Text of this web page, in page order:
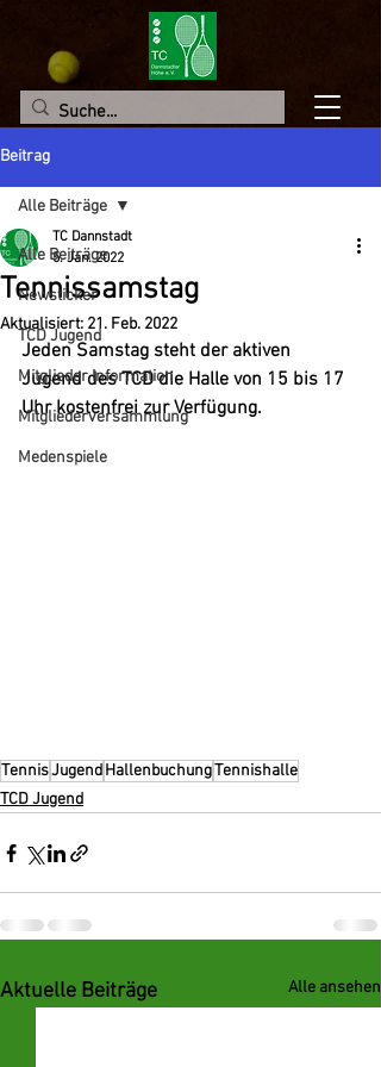
Beitrag
Alle Beiträge
Newsticker
TCD Jugend
Mitglieder Information
Mitgliederversammlung
Medenspiele
Alle Beiträge
Tennissamstag
TC Dannstadt
5. Jan. 2022
Aktualisiert: 21. Feb. 2022
Jeden Samstag steht der aktiven
Jugend des TCD die Halle von 15 bis 17
Uhr kostenfrei zur Verfügung.
TennisJugendHallenbuchungTennishalle
TCD Jugend
Aktuelle Beiträge Alle ansehen